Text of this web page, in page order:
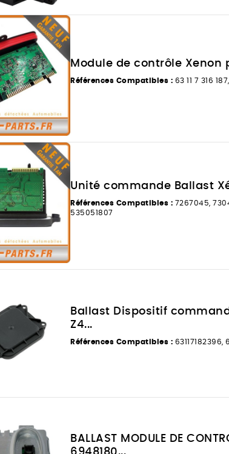
Module de contrôle Xenon
Références Compatibles : 63 11 7 316
Unité commande Ballast
Références Compatibles : 7267045,
535051807
Ballast Dispositif
Z4...
Références Compatibles : 63117182396,
BALLAST MODULE DE